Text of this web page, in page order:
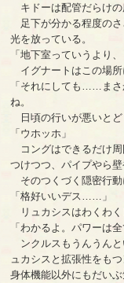
キドーは配管だらけの
足下が分かる程度のさ
光を放っている。
「地下室っていうより
イグナートはこの場所
「それにしても……まさ
ね。
日頃の行いが悪いとど
「ウホッホ」
コングはできるだけ周
つけつつ、パイプやら
そのつくづく隠密行
「格好いいデス……」
リュカシスはわくわく
「わかるよ。パワーは
ンクルスもうんうんと
ュカシスと拡張性をも
身体機能以外にもだい